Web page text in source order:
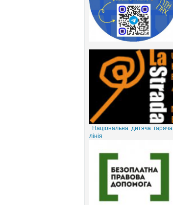
Національна дитяча гаряча
лінія